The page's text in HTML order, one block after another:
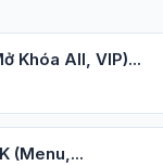
Khóa All, VIP)...
(Menu,...